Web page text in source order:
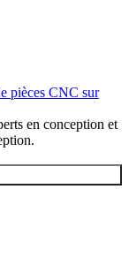
pièces CNC sur
en conception et